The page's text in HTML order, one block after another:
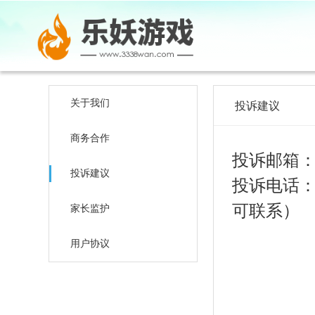
关于我们
商务合作
投诉建议
家长监护
用户协议
投诉建议
投诉邮箱
投诉电话
可联系）